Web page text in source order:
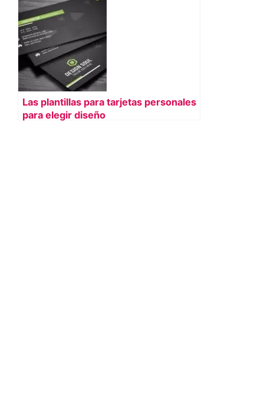
Las plantillas para tarjetas personales
para elegir diseño